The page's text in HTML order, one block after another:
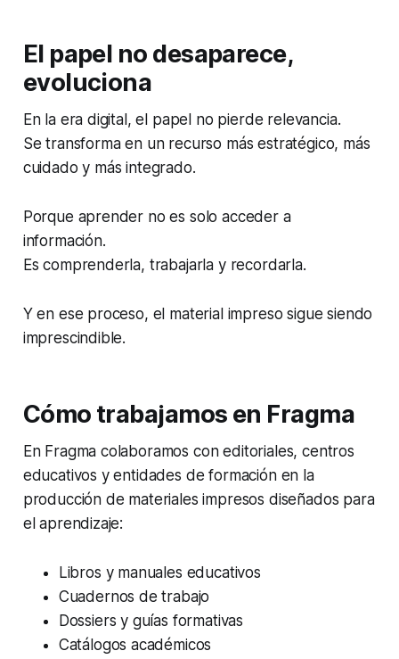
El papel no desaparece,
evoluciona
En la era digital, el papel no pierde relevancia.
Se transforma en un recurso más estratégico, más
cuidado y más integrado.
Porque aprender no es solo acceder a
información.
Es comprenderla, trabajarla y recordarla.
Y en ese proceso, el material impreso sigue siendo
imprescindible.
Cómo trabajamos en Fragma
En Fragma colaboramos con editoriales, centros
educativos y entidades de formación en la
producción de materiales impresos diseñados para
el aprendizaje:
Libros y manuales educativos
Cuadernos de trabajo
Dossiers y guías formativas
Catálogos académicos